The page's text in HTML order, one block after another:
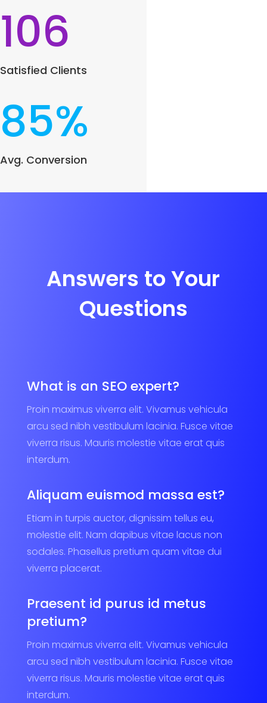
106
Satisfied Clients
85%
Avg. Conversion
Answers to Your
Questions
What is an SEO expert?
Proin maximus viverra elit. Vivamus vehicula
arcu sed nibh vestibulum lacinia. Fusce vitae
viverra risus. Mauris molestie vitae erat quis
interdum.
Aliquam euismod massa est?
Etiam in turpis auctor, dignissim tellus eu,
molestie elit. Nam dapibus vitae lacus non
sodales. Phasellus pretium quam vitae dui
viverra placerat.
Praesent id purus id metus
pretium?
Proin maximus viverra elit. Vivamus vehicula
arcu sed nibh vestibulum lacinia. Fusce vitae
viverra risus. Mauris molestie vitae erat quis
interdum.